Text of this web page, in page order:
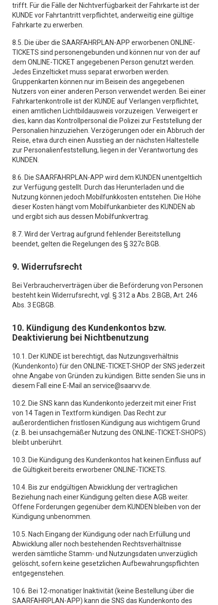
trifft. Für die Fälle der Nichtverfügbarkeit der Fahrkarte ist der
KUNDE vor Fahrtantritt verpflichtet, anderweitig eine gültige
Fahrkarte zu erwerben.
8.5. Die über die SAARFAHRPLAN-APP erworbenen ONLINE-
TICKETS sind personengebunden und können nur von der auf
dem ONLINE-TICKET angegebenen Person genutzt werden.
Jedes Einzelticket muss separat erworben werden.
Gruppenkarten können nur im Beisein des angegebenen
Nutzers von einer anderen Person verwendet werden. Bei einer
Fahrkartenkontrolle ist der KUNDE auf Verlangen verpflichtet,
einen amtlichen Lichtbildausweis vorzuzeigen. Verweigert er
dies, kann das Kontrollpersonal die Polizei zur Feststellung der
Personalien hinzuziehen. Verzögerungen oder ein Abbruch der
Reise, etwa durch einen Ausstieg an der nächsten Haltestelle
zur Personalienfeststellung, liegen in der Verantwortung des
KUNDEN.
8.6. Die SAARFAHRPLAN-APP wird dem KUNDEN unentgeltlich
zur Verfügung gestellt. Durch das Herunterladen und die
Nutzung können jedoch Mobilfunkkosten entstehen. Die Höhe
dieser Kosten hängt vom Mobilfunkanbieter des KUNDEN ab
und ergibt sich aus dessen Mobilfunkvertrag.
8.7. Wird der Vertrag aufgrund fehlender Bereitstellung
beendet, gelten die Regelungen des § 327c BGB.
9. Widerrufsrecht
Bei Verbraucherverträgen über die Beförderung von Personen
besteht kein Widerrufsrecht, vgl. § 312 a Abs. 2 BGB, Art. 246
Abs. 3 EGBGB.
10. Kündigung des Kundenkontos bzw.
Deaktivierung bei Nichtbenutzung
10.1. Der KUNDE ist berechtigt, das Nutzungsverhältnis
(Kundenkonto) für den ONLINE-TICKET-SHOP der SNS jederzeit
ohne Angabe von Gründen zu kündigen. Bitte senden Sie uns in
diesem Fall eine E-Mail an service@saarvv.de.
10.2. Die SNS kann das Kundenkonto jederzeit mit einer Frist
von 14 Tagen in Textform kündigen. Das Recht zur
außerordentlichen fristlosen Kündigung aus wichtigem Grund
(z. B. bei unsachgemäßer Nutzung des ONLINE-TICKET-SHOPS)
bleibt unberührt.
10.3. Die Kündigung des Kundenkontos hat keinen Einfluss auf
die Gültigkeit bereits erworbener ONLINE-TICKETS.
10.4. Bis zur endgültigen Abwicklung der vertraglichen
Beziehung nach einer Kündigung gelten diese AGB weiter.
Offene Forderungen gegenüber dem KUNDEN bleiben von der
Kündigung unbenommen.
10.5. Nach Eingang der Kündigung oder nach Erfüllung und
Abwicklung aller noch bestehenden Rechtsverhältnisse
werden sämtliche Stamm- und Nutzungsdaten unverzüglich
gelöscht, sofern keine gesetzlichen Aufbewahrungspflichten
entgegenstehen.
10.6. Bei 12-monatiger Inaktivität (keine Bestellung über die
SAARFAHRPLAN-APP) kann die SNS das Kundenkonto des